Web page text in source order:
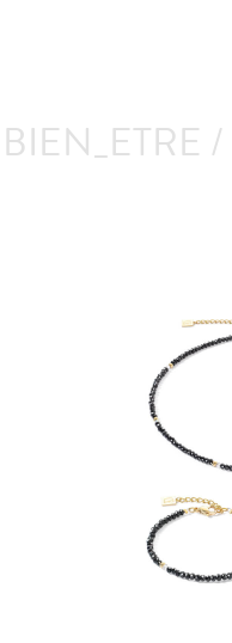
BIEN_ETRE /